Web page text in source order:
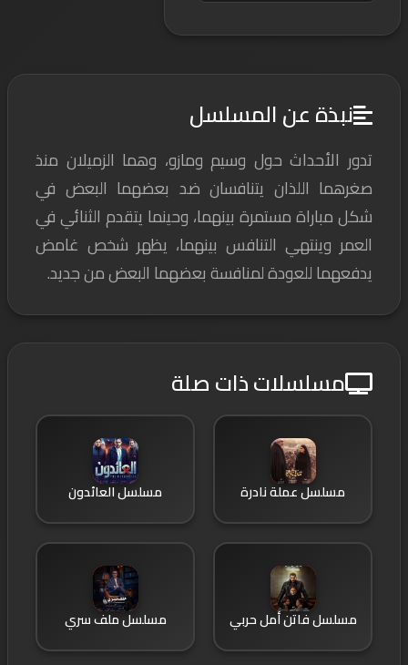
نبذة عن المسلسل
تدور الأحداث حول وسيم ومازو، وهما الزميلان منذ
صغرهما اللذان يتنافسان ضد بعضهما البعض في
شكل مباراة مستمرة بينهما، وحينما يتقدم الثنائي في
العمر وينتهي التنافس بينهما، يظهر شخص غامض
يدفعهما للعودة لمنافسة بعضهما البعض من جديد.
مسلسلات ذات صلة
مسلسل عملة نادرة مسلسل العائدون
مسلسل فاتن أمل حربي مسلسل ملف سري